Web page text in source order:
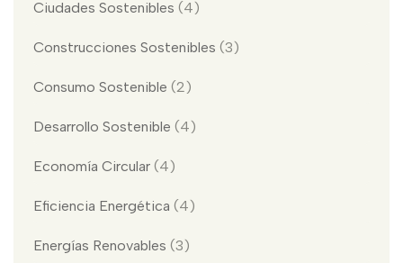
Ciudades Sostenibles (4)
Construcciones Sostenibles (3)
Consumo Sostenible (2)
Desarrollo Sostenible (4)
Economía Circular (4)
Eficiencia Energética (4)
Energías Renovables (3)